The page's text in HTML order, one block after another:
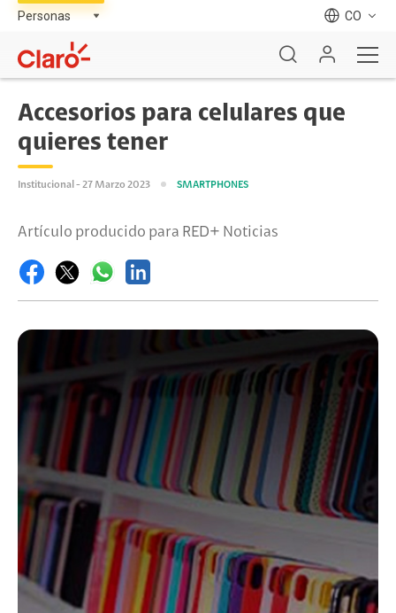
CO
Accesorios para celulares que
quieres tener
Institucional - 27 Marzo 2023 SMARTPHONES
Artículo producido para RED+ Noticias